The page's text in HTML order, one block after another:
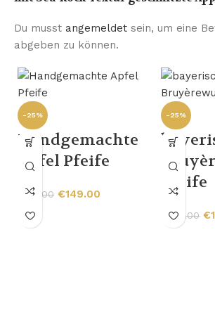
Du musst angemeldet sein, um eine
abgeben zu können.
-25%
Handgemachte
Apfel Pfeife
199.00 €149.00
-25%
Pfeife
239.00 €